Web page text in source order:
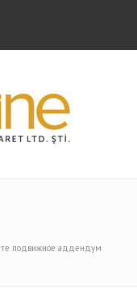
подвижное аддендум